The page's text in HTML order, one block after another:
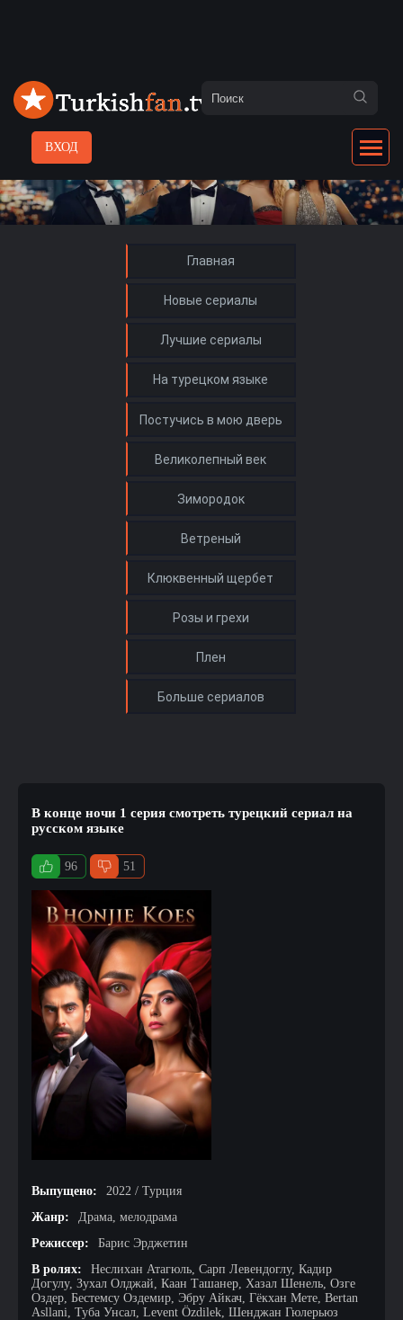
ВХОД
Главная
Новые сериалы
Лучшие сериалы
На турецком языке
В конце ночи 1 серия смотреть турецкий сериал на
русском языке
96 51
Выпущено:
2022 / Турция
Жанр:
Драма, мелодрама
Режиссер:
Барис Эрджетин
В ролях:
Неслихан Атагюль, Сарп Левендоглу, Кадир
Догулу, Зухал Олджай, Каан Ташанер, Хазал Шенель, Озге
Оздер, Бестемсу Оздемир, Эбру Айкач, Гёкхан Мете, Bertan
Asllani, Туба Унсал, Levent Özdilek, Шенджан Гюлерьюз